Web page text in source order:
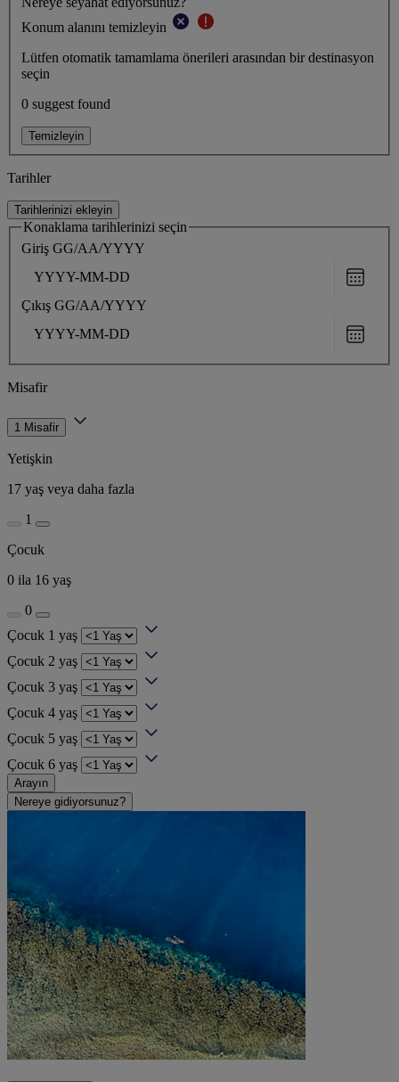
Konum alanını temizleyin
Lütfen otomatik tamamlama önerileri arasından bir destinasyon
seçin
0 suggest found
Temizleyin
Tarihler
Tarihlerinizi ekleyin
Konaklama tarihlerinizi seçin
Giriş GG/AA/YYYY
date
Çıkış GG/AA/YYYY
date
Misafir
1 Misafir
Yetişkin
17 yaş veya daha fazla
1
Çocuk
0 ila 16 yaş
0
Çocuk 1 yaş
Çocuk 2 yaş
Çocuk 3 yaş
Çocuk 4 yaş
Çocuk 5 yaş
Çocuk 6 yaş
Arayın
Nereye gidiyorsunuz?